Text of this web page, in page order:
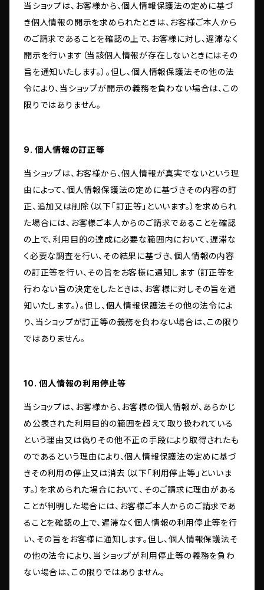
当ショップは、お客様から、個人情報保護法の定めに基づ
き個人情報の開示を求められたときは、お客様ご本人から
のご請求であることを確認の上で、お客様に対し、遅滞なく
開示を行います（当該個人情報が存在しないときにはその
旨を通知いたします。）。但し、個人情報保護法その他の法
令により、当ショップが開示の義務を負わない場合は、この
限りではありません。
9. 個人情報の訂正等
当ショップは、お客様から、個人情報が真実でないという理
由によって、個人情報保護法の定めに基づきその内容の訂
正、追加又は削除（以下「訂正等」といいます。）を求められ
た場合には、お客様ご本人からのご請求であることを確認
の上で、利用目的の達成に必要な範囲内において、遅滞な
く必要な調査を行い、その結果に基づき、個人情報の内容
の訂正等を行い、その旨をお客様に通知します（訂正等を
行わない旨の決定をしたときは、お客様に対しその旨を通
知いたします。）。但し、個人情報保護法その他の法令によ
り、当ショップが訂正等の義務を負わない場合は、この限り
ではありません。
10. 個人情報の利用停止等
当ショップは、お客様から、お客様の個人情報が、あらかじ
め公表された利用目的の範囲を超えて取り扱われている
という理由又は偽りその他不正の手段により取得されたも
のであるという理由により、個人情報保護法の定めに基づ
きその利用の停止又は消去（以下「利用停止等」といいま
す。）を求められた場合において、そのご請求に理由がある
ことが判明した場合には、お客様ご本人からのご請求であ
ることを確認の上で、遅滞なく個人情報の利用停止等を行
い、その旨をお客様に通知します。但し、個人情報保護法そ
の他の法令により、当ショップが利用停止等の義務を負わ
ない場合は、この限りではありません。